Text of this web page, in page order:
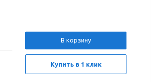
В корзину
Купить в 1 клик